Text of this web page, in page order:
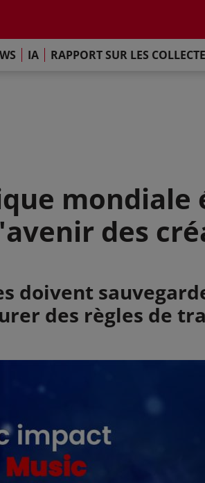
2025
IA RAPPORT SUR LES
des
doivent
des règles de